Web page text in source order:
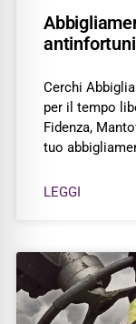
Cerchi
per il tempo
Fidenza,
tuo
LEGGI